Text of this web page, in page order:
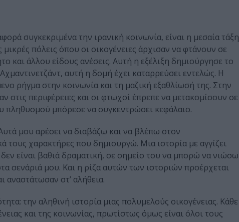
συγκεκριμένα την ιρανική κοινωνία, είναι η μεσαία τάξη
μικρές πόλεις όπου οι οικογένειες άρχισαν να φτάνουν σε
και άλλου είδους ανέσεις. Αυτή η εξέλιξη δημιούργησε το
αυτή η δομή έχει καταρρεύσει εντελώς. Η
ρήγμα στην κοινωνία και τη μαζική εξαθλίωσή της. Στην
περιφέρειες και οι φτωχοί έπρεπε να μετακομίσουν σε
πληθυσμού μπόρεσε να συγκεντρώσει κεφάλαιο.
μου αρέσει να διαβάζω και να βλέπω στον
τους χαρακτήρες που δημιουργώ. Μια ιστορία με αγγίζει
είναι βαθιά δραματική, σε σημείο του να μπορώ να νιώσω
σενάριά μου. Και η ρίζα αυτών των ιστοριών προέρχεται
αναστάτωσαν στ’ αλήθεια.
την αληθινή ιστορία μιας πολυμελούς οικογένειας. Κάθε
και της κοινωνίας, πρωτίστως όμως είναι όλοι τους